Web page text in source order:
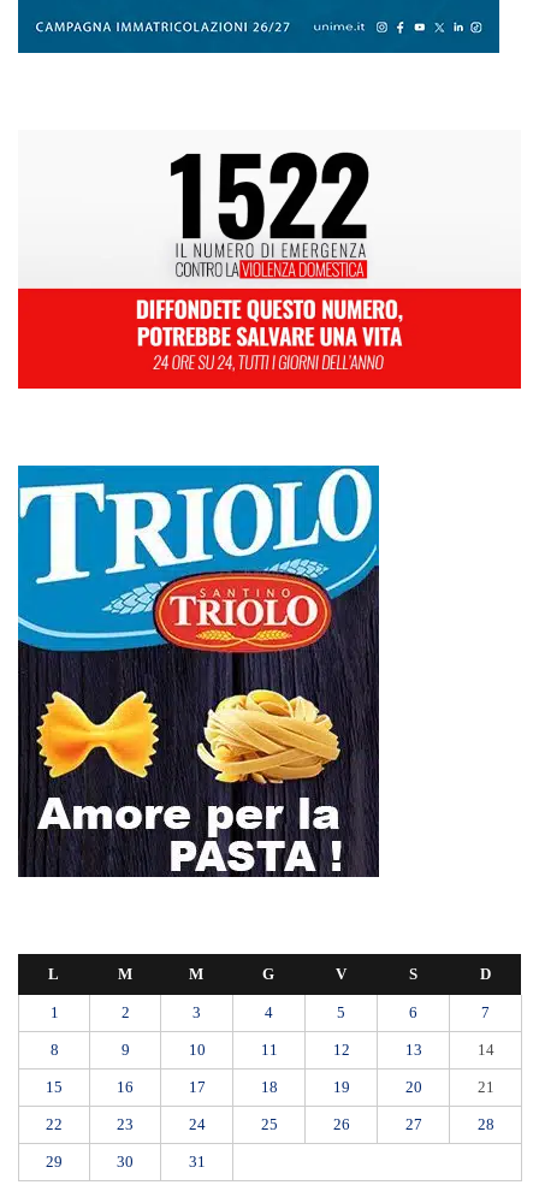
L M M G V S D
1 2 3 4 5 6 7
8 9 10 11 12 13 14
15 16 17 18 19 20 21
22 23 24 25 26 27 28
29 30 31